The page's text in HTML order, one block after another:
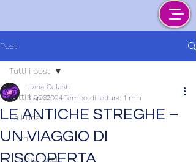
Post
Tutti i post
La Luna
Lilith
Il tema natale
Tutti i post
LE ANTICHE STREGHE –
UN VIAGGIO DI
RISCOPERTA
Liana Celesti
3 apr 2024Tempo di lettura: 1 min